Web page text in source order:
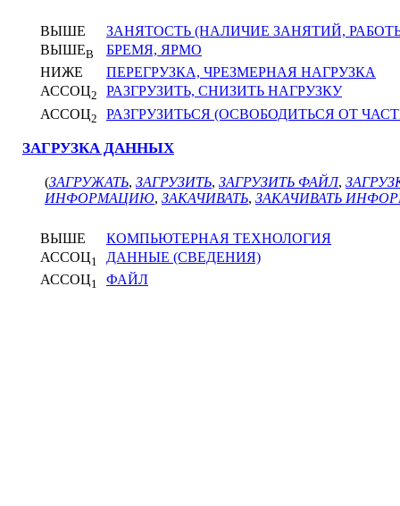
ВЫШЕ
ЗАНЯТОСТЬ (НАЛИЧИЕ ЗАНЯТИЙ,
ВЫШЕВ
БРЕМЯ, ЯРМО
НИЖЕ
ПЕРЕГРУЗКА, ЧРЕЗМЕРНАЯ НАГРУЗКА
АССОЦ2
РАЗГРУЗИТЬ, СНИЗИТЬ НАГРУЗКУ
АССОЦ2 РАЗГРУЗИТЬСЯ (ОСВОБОДИТЬСЯ ОТ
ЗАГРУЗКА ДАННЫХ
(ЗАГРУЖАТЬ, ЗАГРУЗИТЬ, ЗАГРУЗИТЬ ФАЙЛ,
ИНФОРМАЦИЮ, ЗАКАЧИВАТЬ, ЗАКАЧИВАТЬ
ВЫШЕ
КОМПЬЮТЕРНАЯ ТЕХНОЛОГИЯ
АССОЦ1
ДАННЫЕ (СВЕДЕНИЯ)
АССОЦ1 ФАЙЛ